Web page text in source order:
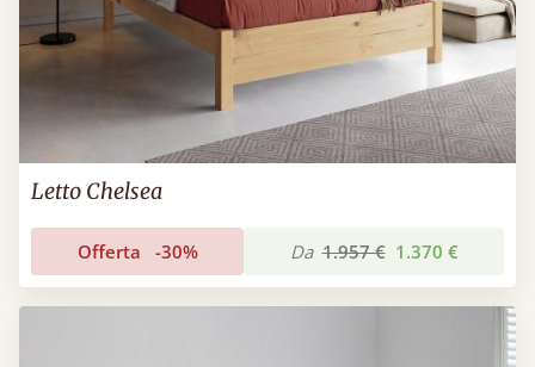
Letto Chelsea
Offerta -30% Da 1.957 € 1.370 €